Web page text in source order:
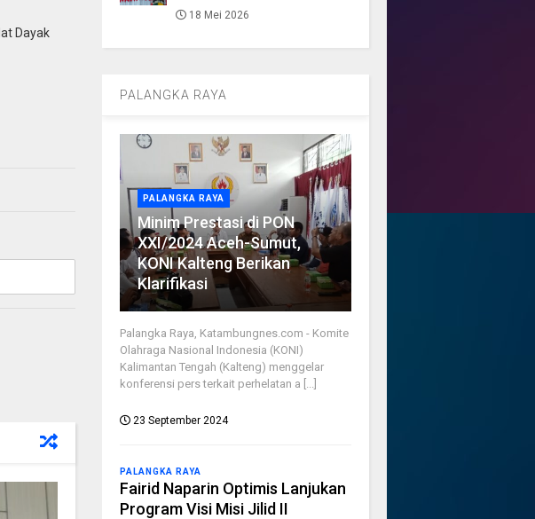
Dayak
18 Mei 2026
PALANGKA RAYA
PALANGKA RAYA
Minim Prestasi di PON
XXI/2024 Aceh-Sumut,
KONI Kalteng Berikan
Klarifikasi
Palangka Raya, Katambungnes.com - Komite
Olahraga Nasional Indonesia (KONI)
Kalimantan Tengah (Kalteng) menggelar
konferensi pers terkait perhelatan a [...]
23 September 2024
PALANGKA RAYA
Fairid Naparin Optimis Lanjukan
Program Visi Misi Jilid II